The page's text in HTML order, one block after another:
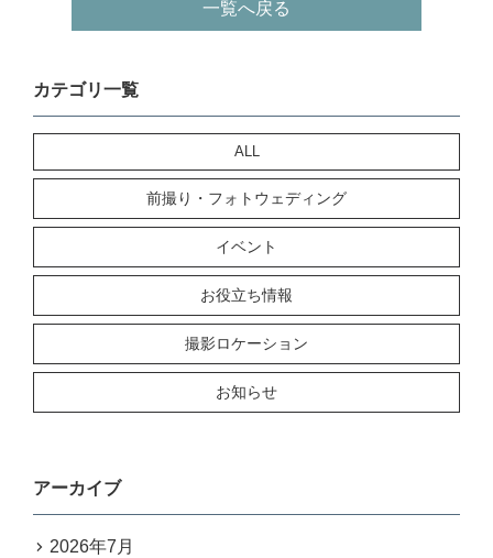
一覧へ戻る
カテゴリ一覧
ALL
前撮り・フォトウェディング
イベント
お役立ち情報
撮影ロケーション
お知らせ
アーカイブ
2026年7月